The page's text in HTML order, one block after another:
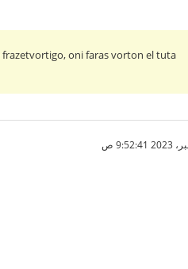
frazetvortigo, oni faras vorton el tuta